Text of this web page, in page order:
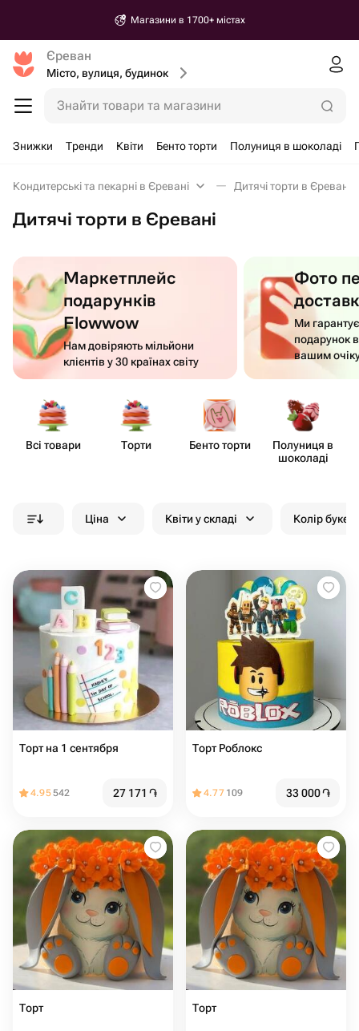
Магазини в 1700+ містах
Єреван
Місто, вулиця, будинок
Знайти товари та магазини
Знижки Тренди Квіти Бенто торти Полуниця в шоколаді
Кондитерські та пекарні в Єревані Дитячі торти в Єревані
Дитячі торти в Єревані
Маркетплейс
подарунків
Flowwow
Нам довіряють мільйони
клієнтів у 30 країнах світу
Фото
Ми
подарунок
вашим
Всі товари Торти Бенто торти
Полуниця в
шоколаді
Ціна Квіти у складі Колір
Торт на 1 сентября
4.95542 27 171 ֏
Торт Роблокс
4.77 109 33 000֏
Торт Торт